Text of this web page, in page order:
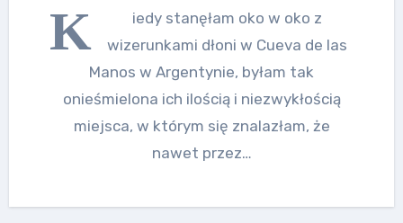
K
iedy stanęłam oko w oko z
wizerunkami dłoni w Cueva de las
Manos w Argentynie, byłam tak
onieśmielona ich ilością i niezwykłością
miejsca, w którym się znalazłam, że
nawet przez…